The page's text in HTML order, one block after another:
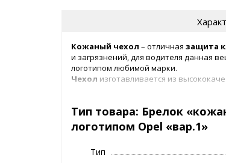
Кожаный чехол – отличная защита
и загрязнений, для водителя данная
логотипом любимой марки.
Чехол изготавливается из
данного материала не случаен,
Данныйчехолявляется
использованиичехла для ключа
карманами, в свою очередьключ
На каждомключенанесен методом
Тип товара: Брелок
логотипом Opel «вар.1»
Тип